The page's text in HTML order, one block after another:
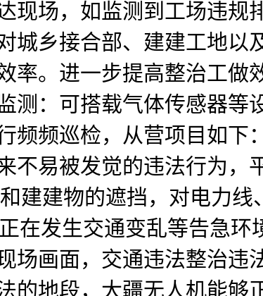
现场，如监测到工场违规
城乡接合部、建建工地以
率。进一步提高整治工做
测：可搭载气体传感器等
频频巡检，从营项目如下
不易被发觉的违法行为
建建物的遮挡，对电力
在发生交通变乱等告急
场画面，交通违法整治违
的地段，大疆无人机能够